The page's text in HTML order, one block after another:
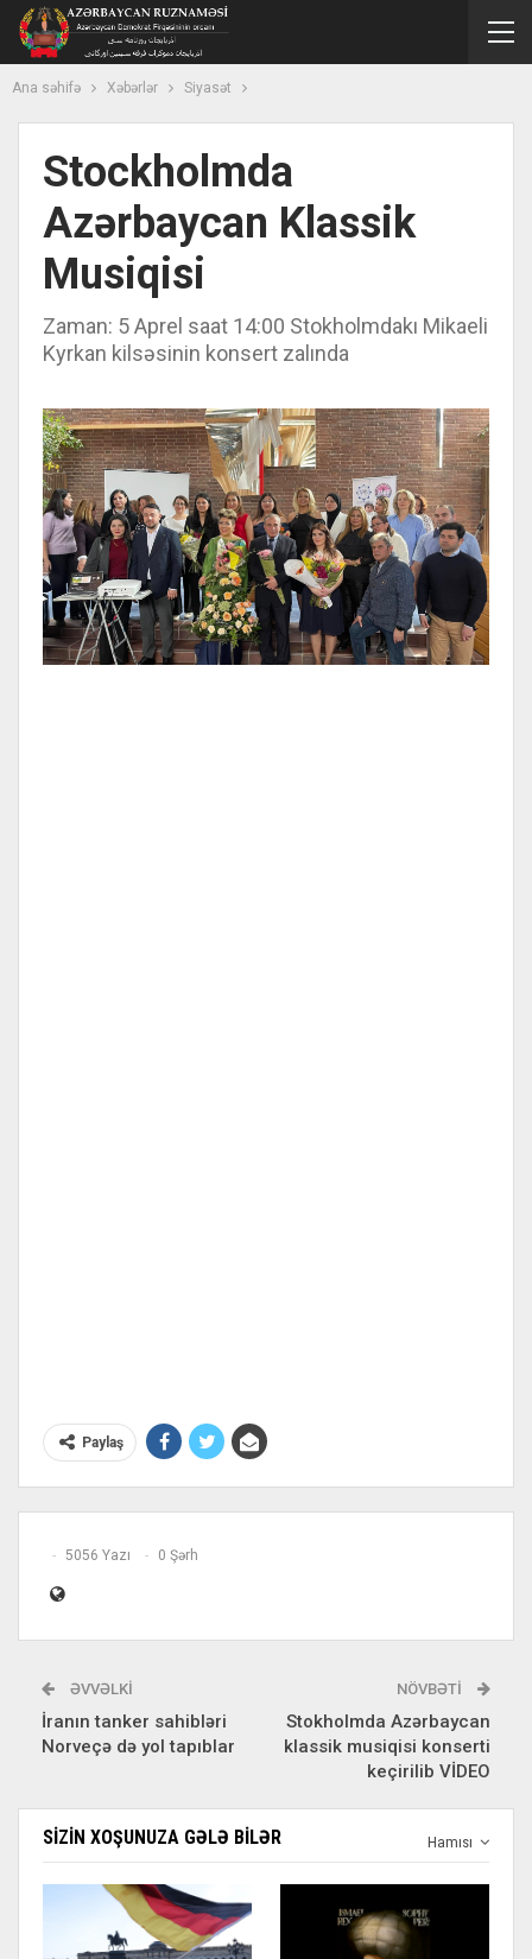
Ana səhifə Xəbərlər Siyasət
Stockholmda
Azərbaycan Klassik
Musiqisi
Zaman: 5 Aprel saat 14:00 Stokholmdakı Mikaeli
Kyrkan kilsəsinin konsert zalında
Paylaş
5056 Yazı 0 Şərh
ƏVVƏLKI
İranın tanker sahibləri
Norveçə də yol tapıblar
NÖVBƏTI
Stokholmda Azərbaycan
klassik musiqisi konserti
keçirilib VİDEO
Hamısı
SIZIN XOŞUNUZA GƏLƏ BILƏR